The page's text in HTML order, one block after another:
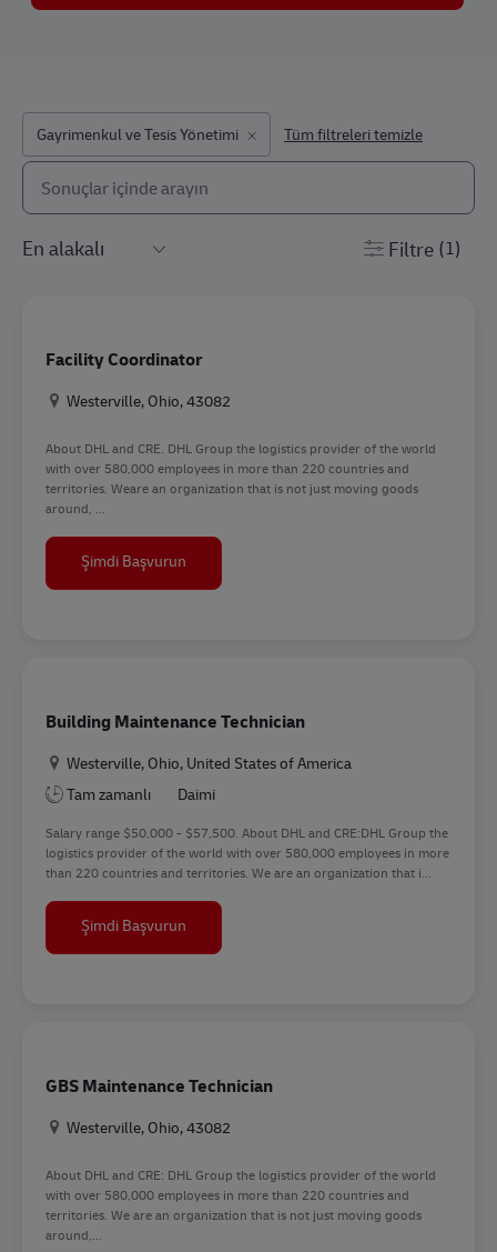
Gayrimenkul ve Tesis Yönetimi Tüm filtreleri temizle
the results are updated
Aşağıdaki listeden arayın
Filtre (1)
Facility Coordinator
Konum
Westerville, Ohio, 43082
About DHL and CRE. DHL Group the logistics provider of the world
with over 580,000 employees in more than 220 countries and
territories. Weare an organization that is not just moving goods
around, ...
Şimdi Başvurun
Building Maintenance Technician
Konum
Westerville, Ohio, United States of America
Tam zamanlı
Daimi
Salary range $50,000 - $57,500. About DHL and CRE:DHL Group the
logistics provider of the world with over 580,000 employees in more
than 220 countries and territories. We are an organization that i...
Şimdi Başvurun
GBS Maintenance Technician
Konum
Westerville, Ohio, 43082
About DHL and CRE: DHL Group the logistics provider of the world
with over 580,000 employees in more than 220 countries and
territories. We are an organization that is not just moving goods
around,...